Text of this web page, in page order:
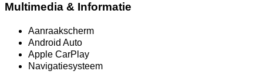
Multimedia & Informatie
Aanraakscherm
Android Auto
Apple CarPlay
Navigatiesysteem